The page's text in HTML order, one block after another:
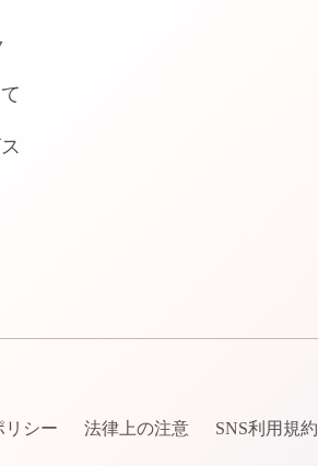
リシー 法律上の注意 SNS利用規約